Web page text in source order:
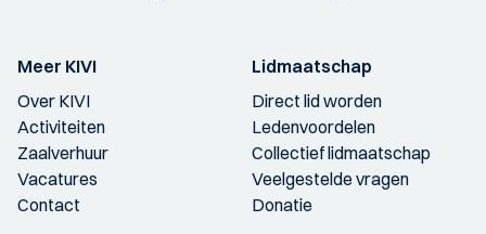
Meer KIVI
Over KIVI
Activiteiten
Zaalverhuur
Vacatures
Contact
Lidmaatschap
Direct lid worden
Ledenvoordelen
Collectief lidmaatschap
Veelgestelde vragen
Donatie